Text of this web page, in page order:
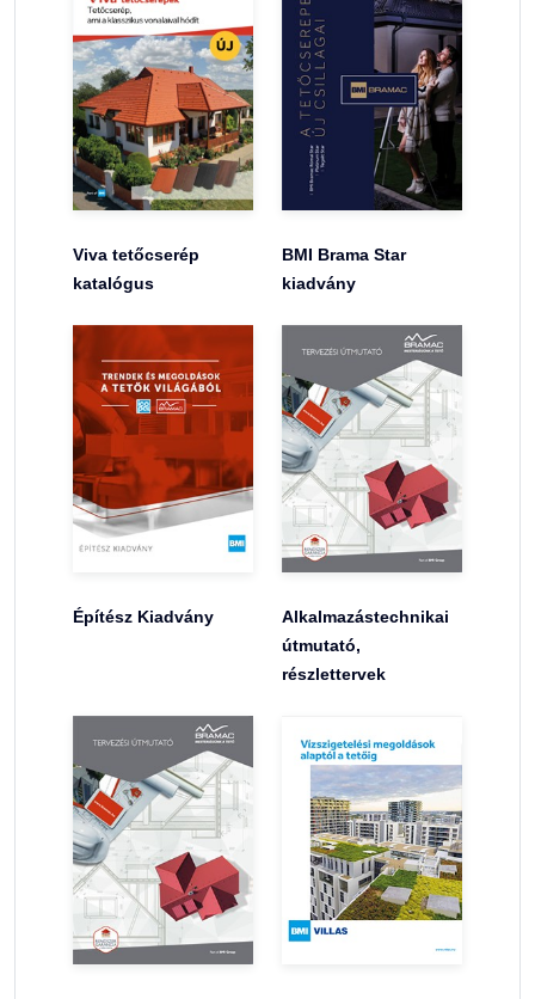
Viva tetőcserép
katalógus
BMI Brama Star
kiadvány
Építész Kiadvány
Alkalmazástechnikai
útmutató,
részlettervek